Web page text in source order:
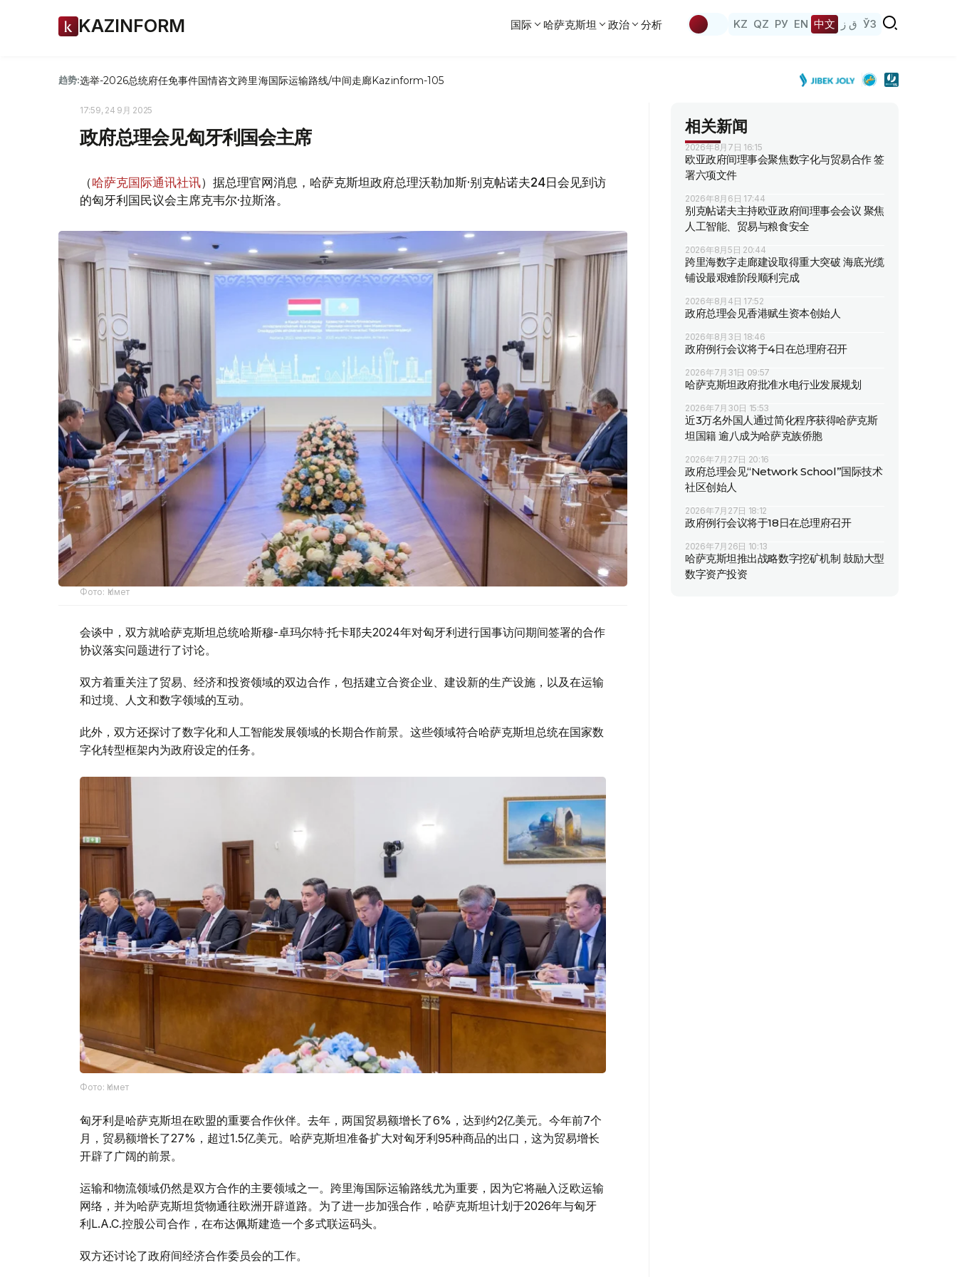
KAZINFORM 国际 哈萨克斯坦 政治 分析 KZ QZ РУ EN 中文 ق ز ЎЗ
趋势:选举-2026总统府任免事件国情咨文跨里海国际运输路线/中间走廊Kazinform-105
17:59, 24 9月 2025
政府总理会见匈牙利国会主席
（哈萨克国际通讯社讯）据总理官网消息，哈萨克斯坦政府总理沃勒加斯·别克帖诺夫24日会见到访
的匈牙利国民议会主席克韦尔·拉斯洛。
Фото: Үкімет
会谈中，双方就哈萨克斯坦总统哈斯穆-卓玛尔特·托卡耶夫2024年对匈牙利进行国事访问期间签署的合作
协议落实问题进行了讨论。
双方着重关注了贸易、经济和投资领域的双边合作，包括建立合资企业、建设新的生产设施，以及在运输
和过境、人文和数字领域的互动。
此外，双方还探讨了数字化和人工智能发展领域的长期合作前景。这些领域符合哈萨克斯坦总统在国家数
字化转型框架内为政府设定的任务。
Фото: Үкімет
匈牙利是哈萨克斯坦在欧盟的重要合作伙伴。去年，两国贸易额增长了6%，达到约2亿美元。今年前7个
月，贸易额增长了27%，超过1.5亿美元。哈萨克斯坦准备扩大对匈牙利95种商品的出口，这为贸易增长
开辟了广阔的前景。
运输和物流领域仍然是双方合作的主要领域之一。跨里海国际运输路线尤为重要，因为它将融入泛欧运输
网络，并为哈萨克斯坦货物通往欧洲开辟道路。为了进一步加强合作，哈萨克斯坦计划于2026年与匈牙
利L.A.C.控股公司合作，在布达佩斯建造一个多式联运码头。
双方还讨论了政府间经济合作委员会的工作。
相关新闻
2026年8月7日 16:15
欧亚政府间理事会聚焦数字化与贸易合作 签
署六项文件
2026年8月6日 17:44
别克帖诺夫主持欧亚政府间理事会会议 聚焦
人工智能、贸易与粮食安全
2026年8月5日 20:44
跨里海数字走廊建设取得重大突破 海底光缆
铺设最艰难阶段顺利完成
2026年8月4日 17:52
政府总理会见香港赋生资本创始人
2026年8月3日 18:46
政府例行会议将于4日在总理府召开
2026年7月31日 09:57
哈萨克斯坦政府批准水电行业发展规划
2026年7月30日 15:53
近3万名外国人通过简化程序获得哈萨克斯
坦国籍 逾八成为哈萨克族侨胞
2026年7月27日 20:16
政府总理会见“Network School”国际技术
社区创始人
2026年7月27日 18:12
政府例行会议将于18日在总理府召开
2026年7月26日 10:13
哈萨克斯坦推出战略数字挖矿机制 鼓励大型
数字资产投资